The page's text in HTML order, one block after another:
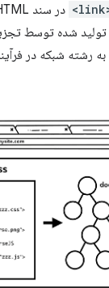
رشته شبکه در